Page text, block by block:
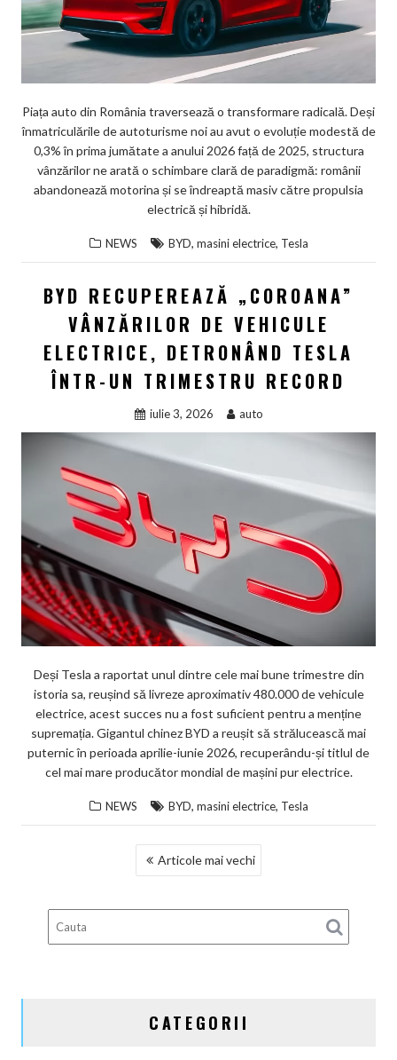
Piața auto din România traversează o transformare radicală. Deși
înmatriculările de autoturisme noi au avut o evoluție modestă de
0,3% în prima jumătate a anului 2026 față de 2025, structura
vânzărilor ne arată o schimbare clară de paradigmă: românii
abandonează motorina și se îndreaptă masiv către propulsia
electrică și hibridă.
NEWS BYD, masini electrice, Tesla
BYD RECUPEREAZĂ „COROANA”
VÂNZĂRILOR DE VEHICULE
ELECTRICE, DETRONÂND TESLA
ÎNTR-UN TRIMESTRU RECORD
iulie 3, 2026 auto
Deși Tesla a raportat unul dintre cele mai bune trimestre din
istoria sa, reușind să livreze aproximativ 480.000 de vehicule
electrice, acest succes nu a fost suficient pentru a menține
supremația. Gigantul chinez BYD a reușit să strălucească mai
puternic în perioada aprilie-iunie 2026, recuperându-și titlul de
cel mai mare producător mondial de mașini pur electrice.
NEWS BYD, masini electrice, Tesla
ARTICOLE
Articole mai vechi
CATEGORII